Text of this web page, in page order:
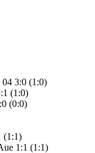
3:0 (1:0)
(1:0)
(0:0)
(1:1)
1:1 (1:1)